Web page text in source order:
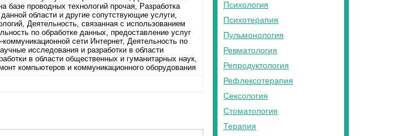
базе проводных технологий прочая, Разработка
области и другие сопутствующие услуги,
Деятельность, связанная с использованием
по обработке данных, предоставление услуг
сети Интернет, Деятельность по
исследования и разработки в области
в области общественных и гуманитарных наук,
компьютеров и коммуникационного оборудования
Психология
Психотерапия
Пульмонология
Ревматология
Репродуктология
Рефлексотерапия
Сексология
Стоматология
Терапия